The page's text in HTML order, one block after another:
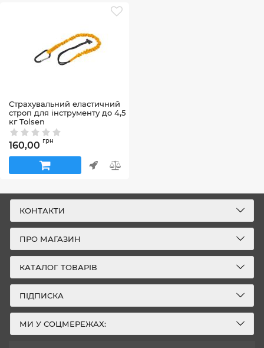
Страхувальний еластичний
строп для інструменту до 4,5
кг Tolsen
Артикул:45250
160,00 грн
КОНТАКТИ
ПРО МАГАЗИН
КАТАЛОГ ТОВАРІВ
ПІДПИСКА
МИ У СОЦМЕРЕЖАХ: